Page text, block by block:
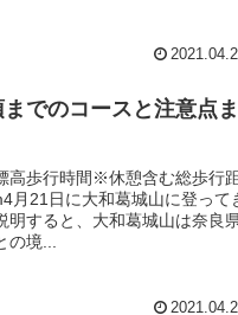
でのコースと注意点ま
高歩行時間※休憩含む総歩行
月21日に大和葛城山に登って
明すると、大和葛城山は奈良
の境...